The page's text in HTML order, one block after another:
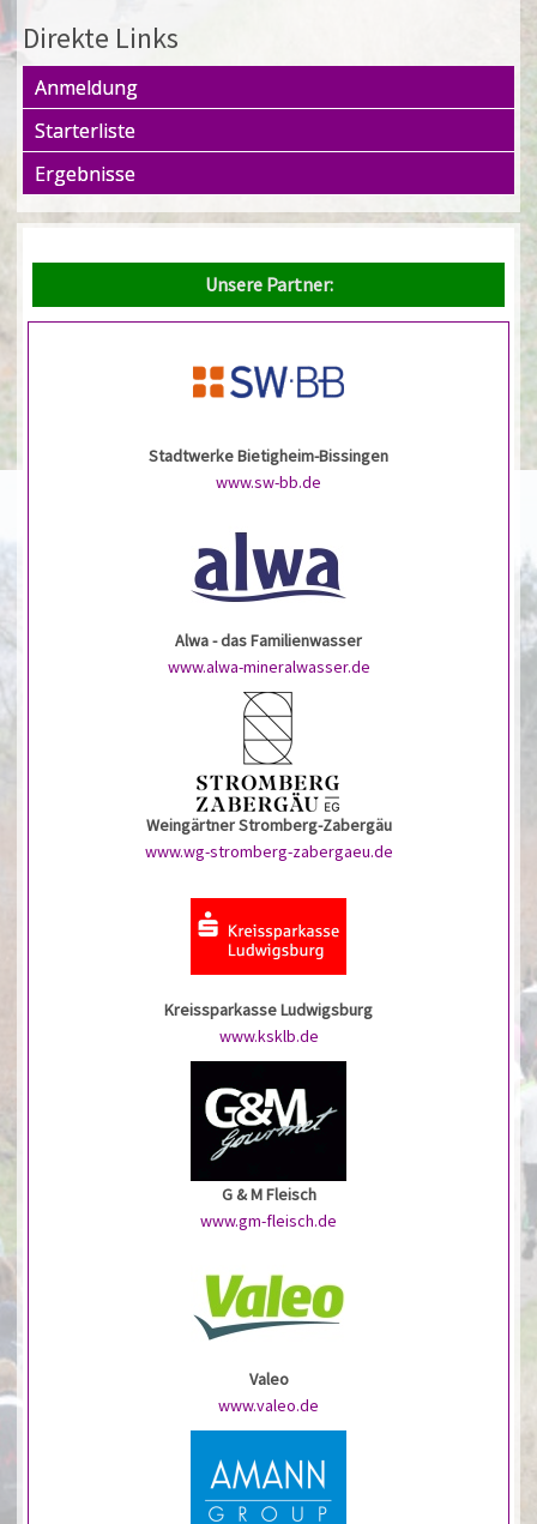
Direkte Links
Anmeldung
Starterliste
Ergebnisse
Unsere Partner:
Stadtwerke Bietigheim-Bissingen
www.sw-bb.de
Alwa - das Familienwasser
www.alwa-mineralwasser.de
Weingärtner Stromberg-Zabergäu
www.wg-stromberg-zabergaeu.de
Kreissparkasse Ludwigsburg
www.ksklb.de
G & M Fleisch
www.gm-fleisch.de
Valeo
www.valeo.de